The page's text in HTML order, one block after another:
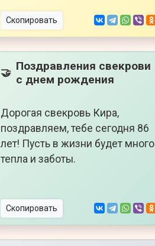
Скопировать
🤝 Поздравления свекрови
с днем рождения
Дорогая свекровь Кира,
поздравляем, тебе сегодня 86
лет! Пусть в жизни будет много
тепла и заботы.
Скопировать